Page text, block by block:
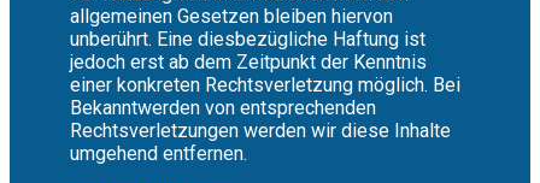
allgemeinen Gesetzen bleiben hiervon
unberührt. Eine diesbezügliche Haftung ist
jedoch erst ab dem Zeitpunkt der Kenntnis
einer konkreten Rechtsverletzung möglich. Bei
Bekanntwerden von entsprechenden
Rechtsverletzungen werden wir diese Inhalte
umgehend entfernen.